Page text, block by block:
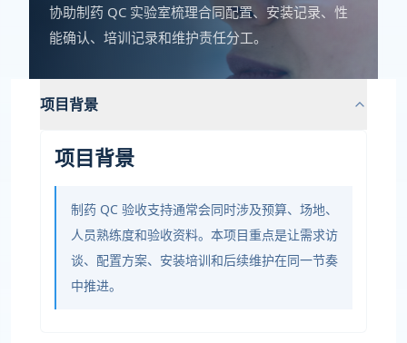
协助制药 QC 实验室梳理合同配置、安装记录、性
能确认、培训记录和维护责任分工。
项目背景
项目背景
制药 QC 验收支持通常会同时涉及预算、场地、
人员熟练度和验收资料。本项目重点是让需求访
谈、配置方案、安装培训和后续维护在同一节奏
中推进。